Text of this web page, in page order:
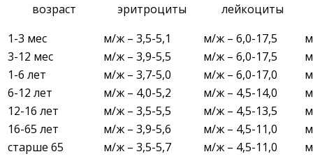
возраст эритроциты
лейкоциты
1-3 мес
м/ж – 3,5-5,1 м/ж – 6,0-17,5
3-12 мес
м/ж – 3,9-5,5 м/ж – 6,0-17,5
1-6 лет
м/ж – 3,7-5,0 м/ж – 6,0-17,0
6-12 лет
м/ж – 4,0-5,2 м/ж – 4,5-14,0
12-16 лет
м/ж – 3,5-5,5 м/ж – 4,5-13,5
16-65 лет
м/ж – 3,9-5,6 м/ж – 4,5-11,0
старше 65
м/ж – 3,5-5,7 м/ж – 4,5-11,0